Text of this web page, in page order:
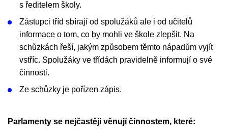
s ředitelem školy.
Zástupci tříd sbírají od spolužáků ale i od učitelů
informace o tom, co by mohli ve škole zlepšit. Na
schůzkách řeší, jakým způsobem těmto nápadům vyjít
vstříc. Spolužáky ve třídách pravidelně informují o své
činnosti.
Ze schůzky je pořízen zápis.
Parlamenty se nejčastěji věnují činnostem, které: